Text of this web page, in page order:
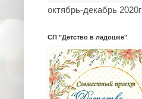
октябрь-декабрь 2020г
СП "Детство в ладошке"